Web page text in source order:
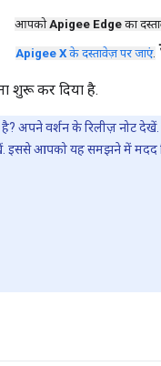
आपकोApigee Edge का
Apigee X के दस्तावेज़ पर जाएं.
शुरू कर दिया है.
अपने वर्शन के रिलीज़ नोट
इससे आपको यह समझने में मदद